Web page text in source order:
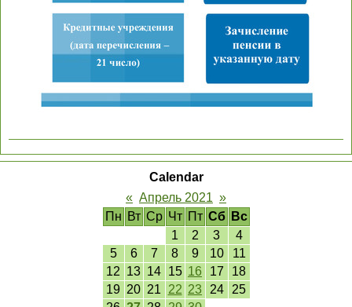
Calendar
« Апрель 2021 »
Пн Вт Ср Чт Пт Сб
Вс
1
2 3
4
5
6 7 8 9 10
11
12 13 14 15 16 17
18
19 20 21 22 23 24
25